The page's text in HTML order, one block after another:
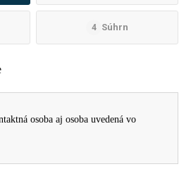
4 Súhrn
osoba aj osoba uvedená vo